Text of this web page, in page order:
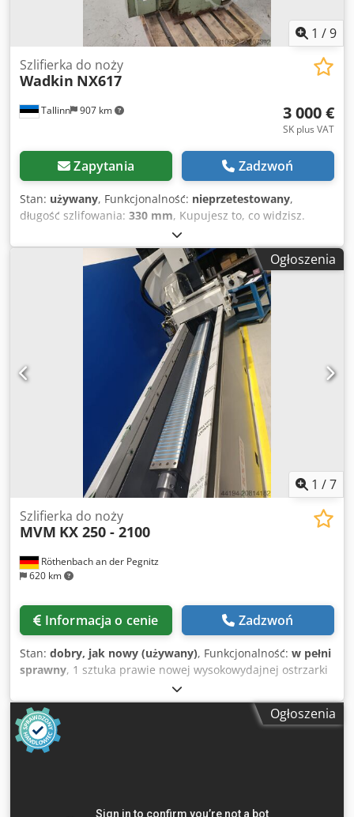
1 /9
Tallinn 907 km
Szlifierka do noży
Wadkin NX617
3 000 €
SK plus VAT
Zapytania Zadzwoń
Stan: używany, Funkcjonalność: nieprzetestowany,
długość szlifowania: 330 mm, Kupujesz to, co widzisz.
Urządzenie przestało działać kilka lat temu. Wymaga
czyszczenia i konserwacji. Dkedpfx Adjzk Ewas Ror
Ogłoszenia
1 /7
Röthenbach an der Pegnitz
620 km
Szlifierka do noży
MVM KX 250 - 2100
Informacja o cenie Zadzwoń
Stan: dobry, jak nowy (używany), Funkcjonalność: w pełni
sprawny, 1 sztuka prawie nowej wysokowydajnej ostrzarki
do noży MVM KX 250 – 2100 mm (maszyna wystawowa) * 1
rok gwarancji • Panel sterujący Siemens Touch Screen PLC
7" • Silnik tarczy szlifierskiej 11 kW, 15 KM, 400V-3 fazy-50
Hz • Średnica tarczy szlifierskiej 250 mm • Magnesowy stół
obrotowy 0 do 90 stopni • Szerokość magnesu: 150 mm •
Ogłoszenia